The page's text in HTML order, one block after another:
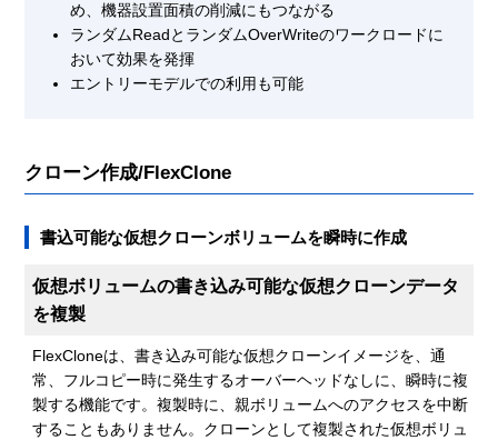
め、機器設置面積の削減にもつながる
ランダムReadとランダムOverWriteのワークロードに
おいて効果を発揮
エントリーモデルでの利用も可能
クローン作成/FlexClone
書込可能な仮想クローンボリュームを瞬時に作成
仮想ボリュームの書き込み可能な仮想クローンデータ
を複製
FlexCloneは、書き込み可能な仮想クローンイメージを、通
常、フルコピー時に発生するオーバーヘッドなしに、瞬時に複
製する機能です。複製時に、親ボリュームへのアクセスを中断
することもありません。クローンとして複製された仮想ボリュ